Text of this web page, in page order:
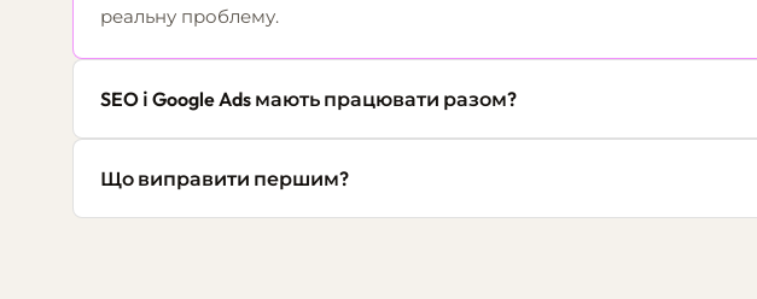
реальну проблему.
SEO і Google Ads мають працювати разом?
Що виправити першим?